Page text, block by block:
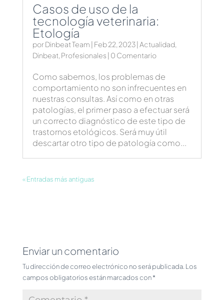
Casos de uso de la
tecnología veterinaria:
Etología
porDinbeat Team | Feb 22, 2023| Actualidad,
Dinbeat, Profesionales | 0 Comentario
Como sabemos, los problemas de
comportamiento no son infrecuentes en
nuestras consultas. Así como en otras
patologías, el primer paso a efectuar será
un correcto diagnóstico de este tipo de
trastornos etológicos. Será muy útil
descartar otro tipo de patología como...
« Entradas más antiguas
Enviar un comentario
Tu dirección de correo electrónico no será publicada. Los
campos obligatorios están marcados con*